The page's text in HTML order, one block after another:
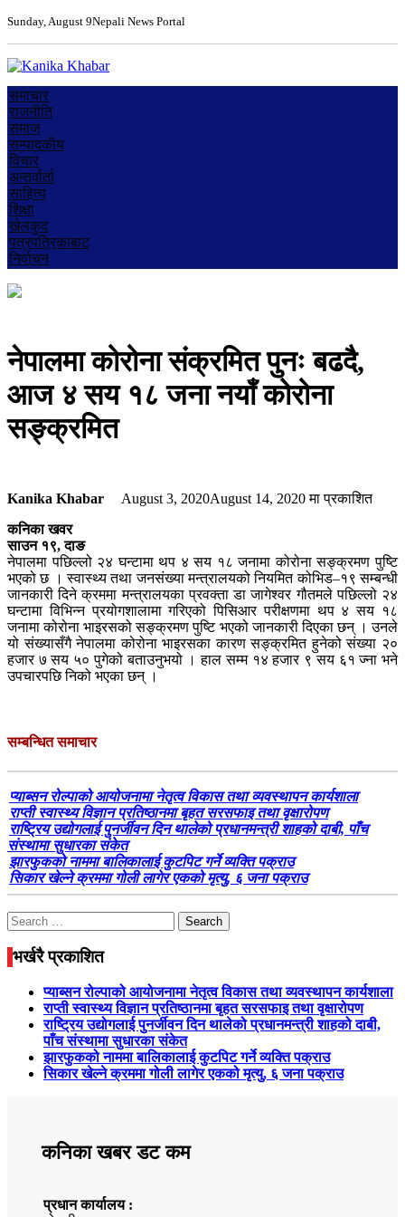
Sunday, August 9Nepali News Portal
समाचार
राजनीति
समाज
सम्पादकीय
विचार
अन्तर्वार्ता
साहित्य
शिक्षा
खेलकुद
पत्रपत्रिकाबाट
निर्वाचन
नेपालमा कोरोना संक्रमित पुनः बढदै,
आज ४ सय १८ जना नयाँ कोरोना
सङ्क्रमित
Kanika Khabar August 3, 2020August 14, 2020मा प्रकाशित
कनिका खवर
साउन १९, दाङ
नेपालमा पछिल्लो २४ घन्टामा थप ४ सय १८ जनामा कोरोना सङ्क्रमण पुष्टि
भएको छ । स्वास्थ्य तथा जनसंख्या मन्त्रालयको नियमित कोभिड–१९ सम्बन्धी
जानकारी दिने क्रममा मन्त्रालयका प्रवक्ता डा जागेश्वर गौतमले पछिल्लो २४
घन्टामा विभिन्न प्रयोगशालामा गरिएको पिसिआर परीक्षणमा थप ४ सय १८
जनामा कोरोना भाइरसको सङ्क्रमण पुष्टि भएको जानकारी दिएका छन् । उनले
यो संख्यासँगै नेपालमा कोरोना भाइरसका कारण सङ्क्रमित हुनेको संख्या २०
हजार ७ सय ५० पुगेको बताउनुभयो । हाल सम्म १४ हजार ९ सय ६१ ज्ना भने
उपचारपछि निको भएका छन् ।
सम्बन्धित समाचार
प्याब्सन रोल्पाको आयोजनामा नेतृत्व विकास तथा व्यवस्थापन कार्यशाला
राप्ती स्वास्थ्य विज्ञान प्रतिष्ठानमा बृहत सरसफाइ तथा वृक्षारोपण
राष्ट्रिय उद्योगलाई पुनर्जीवन दिन थालेको प्रधानमन्त्री शाहको दाबी, पाँच
संस्थामा सुधारका संकेत
झारफुकको नाममा बालिकालाई कुटपिट गर्ने व्यक्ति पक्राउ
सिकार खेल्ने क्रममा गोली लागेर एकको मृत्यु, ६ जना पक्राउ
Search
for:
भर्खरै प्रकाशित
प्याब्सन रोल्पाको आयोजनामा नेतृत्व विकास तथा व्यवस्थापन कार्यशाला
राप्ती स्वास्थ्य विज्ञान प्रतिष्ठानमा बृहत सरसफाइ तथा वृक्षारोपण
राष्ट्रिय उद्योगलाई पुनर्जीवन दिन थालेको प्रधानमन्त्री शाहको दाबी,
पाँच संस्थामा सुधारका संकेत
झारफुकको नाममा बालिकालाई कुटपिट गर्ने व्यक्ति पक्राउ
सिकार खेल्ने क्रममा गोली लागेर एकको मृत्यु, ६ जना पक्राउ
कनिका खबर डट कम
प्रधान कार्यालय :